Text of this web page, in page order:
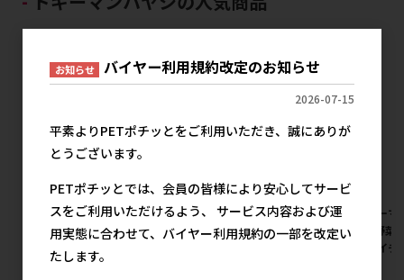
[ドギーマンハヤシ]絹紗 カッ
トタイプ プレーン 300g
(100g×3袋)【イチオシ】【値
上げ前セール】
[ドギーマンハヤシ]絹紗ビーフ
キューブ プレーン 300g
[ドギー
ーブ 野菜
袋)【イ
お知らせ バイヤー利用規約改定のお知らせ
2026-07-15
平素よりPETポチッとをご利用いただき、誠にありが
とうございます。
PETポチッとでは、会員の皆様により安心してサービ
スをご利用いただけるよう、 サービス内容および運
用実態に合わせて、バイヤー利用規約の一部を改定い
たします。